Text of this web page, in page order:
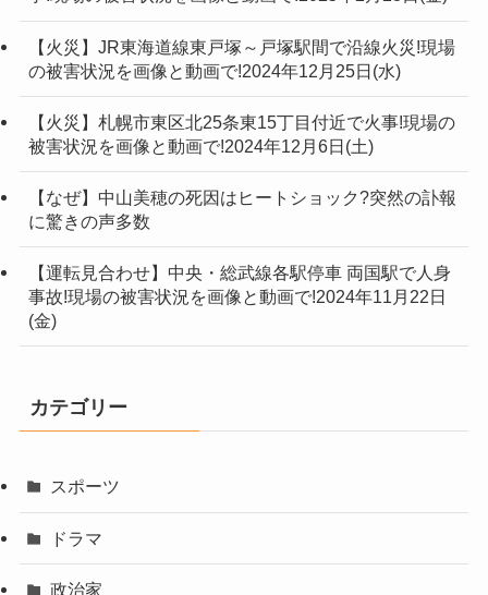
【火災】JR東海道線東戸塚～戸塚駅間で沿線火災!現場
の被害状況を画像と動画で!2024年12月25日(水)
【火災】札幌市東区北25条東15丁目付近で火事!現場の
被害状況を画像と動画で!2024年12月6日(土)
【なぜ】中山美穂の死因はヒートショック?突然の訃報
に驚きの声多数
【運転見合わせ】中央・総武線各駅停車 両国駅で人身
事故!現場の被害状況を画像と動画で!2024年11月22日
(金)
カテゴリー
スポーツ
ドラマ
政治家